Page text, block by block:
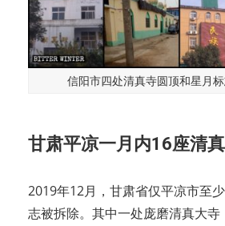
信阳市四处清真寺圆顶和星月
甘肃平凉一月内16座清
2019年12月，甘肃省仅平凉市至
志被拆除。其中一处庞磨清真大